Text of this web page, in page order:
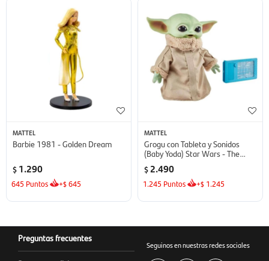
MATTEL
Barbie 1981 - Golden Dream
$ 1.290
645 Puntos +$645
MATTEL
Grogu con Tableta y Sonidos
(Baby Yoda) Star Wars - The
Mandalorian
$2.490
1.245 Puntos +$ 1.245
Preguntas frecuentes
Seguinos en nuestras redes sociales